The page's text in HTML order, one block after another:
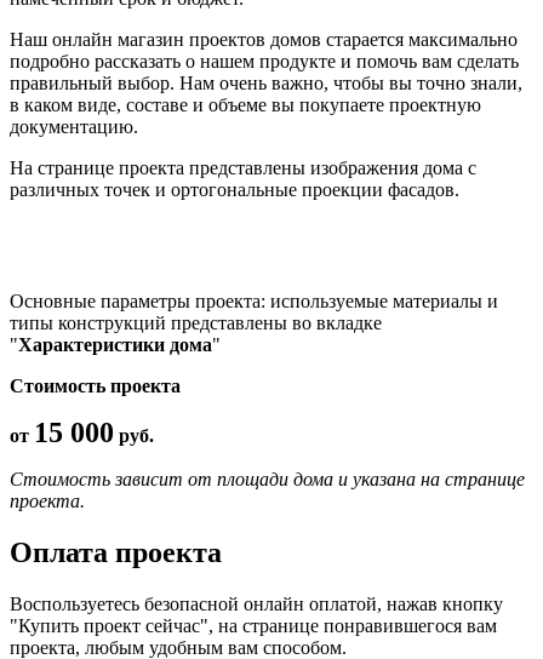
Наш онлайн магазин проектов домов старается максимально
подробно рассказать о нашем продукте и помочь вам сделать
правильный выбор. Нам очень важно, чтобы вы точно знали,
в каком виде, составе и объеме вы покупаете проектную
документацию.
На странице проекта представлены изображения дома с
различных точек и ортогональные проекции фасадов.
Основные параметры проекта: используемые материалы и
типы конструкций представлены во вкладке
"Характеристики дома"
Стоимость проекта
от 15 000 руб.
Стоимость зависит от площади дома и указана на странице
проекта.
Оплата проекта
Воспользуетесь безопасной онлайн оплатой, нажав кнопку
"Купить проект сейчас", на странице понравившегося вам
проекта, любым удобным вам способом.